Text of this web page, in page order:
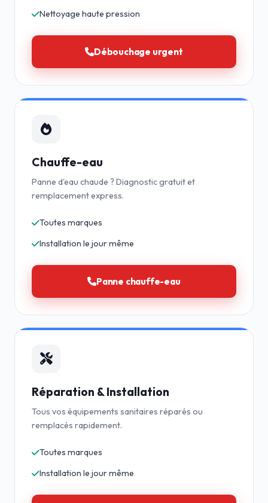
Nettoyage haute pression
Débouchage urgent
Chauffe-eau
Panne d'eau chaude ? Diagnostic gratuit et
remplacement express.
Toutes marques
Installation le jour même
Panne chauffe-eau
Réparation & Installation
Tous vos équipements sanitaires réparés ou
remplacés rapidement.
Toutes marques
Installation le jour même